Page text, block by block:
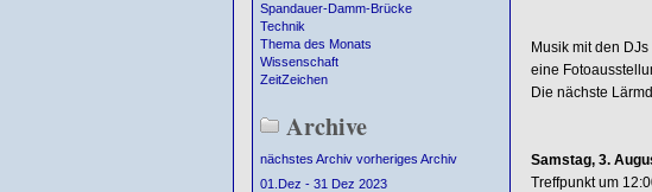
Spandauer-Damm-Brücke
Technik
Thema des Monats
Wissenschaft
ZeitZeichen
Archive
nächstes Archiv vorheriges Archiv
01.Dez - 31 Dez 2023
Musik mit den
eine
Die nächste
Samstag, 3.
Treffpunkt um